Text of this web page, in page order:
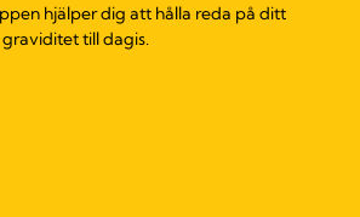
hjälper dig att hålla reda på ditt
till dagis.